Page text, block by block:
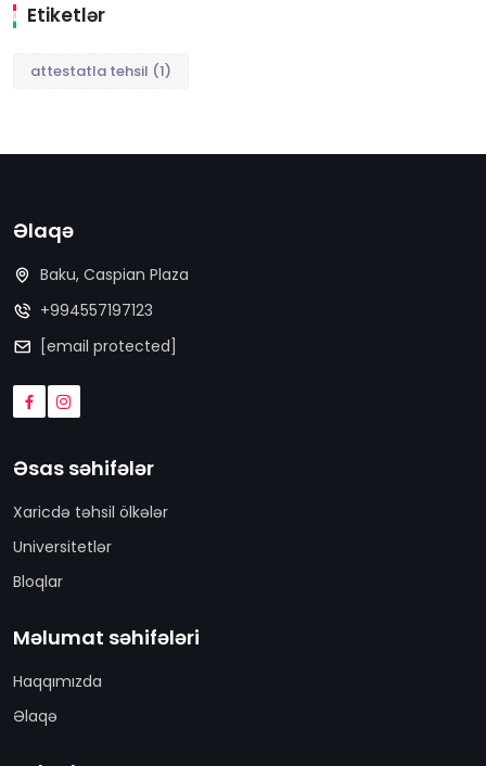
Etiketlər
attestatla tehsil (1)
Əlaqə
Baku, Caspian Plaza
+994557197123
[email protected]
Əsas səhifələr
Xaricdə təhsil ölkələr
Universitetlər
Bloqlar
Məlumat səhifələri
Haqqımızda
Əlaqə